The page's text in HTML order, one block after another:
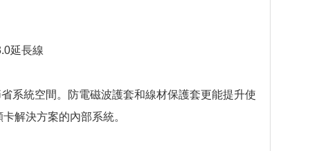
延長線
系統空間。防電磁波護套和線材保護套更能提升使
解決方案的內部系統。